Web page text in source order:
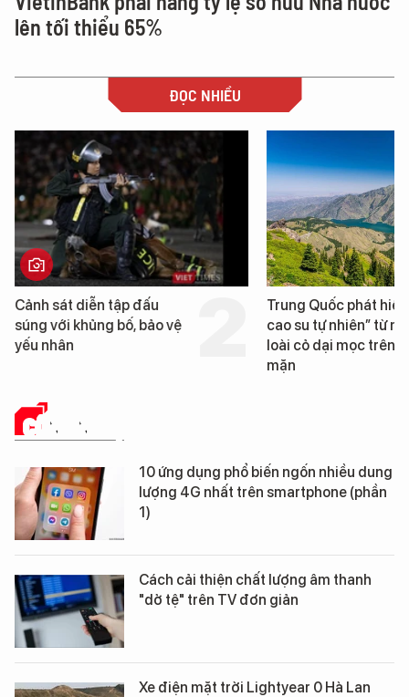
lên tối thiểu 65%
ĐỌC NHIỀU
Trung Quốc phát hiện “mỏ
cao su tự nhiên” từ một
loài cỏ dại mọc trên đất
Loạt dự án bất động
Đà Nẵng sắp bị kiểm
CÔNG NGHỆ
10 ứng dụng phổ biến ngốn nhiều dung
lượng 4G nhất trên smartphone (phần
1)
Cách cải thiện chất lượng âm thanh
"dở tệ" trên TV đơn giản
Xe điện mặt trời Lightyear 0 Hà Lan